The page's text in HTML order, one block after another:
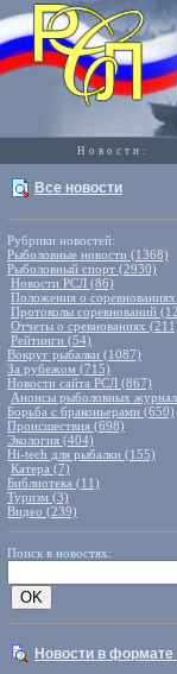
Новости:
Все новости
Рубрики новостей:
Рыболовные новости (1368)
Рыболовный спорт (2930)
Новости РСЛ (86)
Положения о
Протоколы соревнований
Отчеты о сревнованиях
Рейтинги (54)
Вокруг рыбалки (1087)
За рубежом (715)
Новости сайта РСЛ (867)
Анонсы рыболовных
Борьба с браконьерами (650)
Происшествия (698)
Экология (404)
Hi-tech для рыбалки (155)
Катера (7)
Библиотека (11)
Туризм (3)
Видео (239)
Поиск в новостях:
Новости в формате